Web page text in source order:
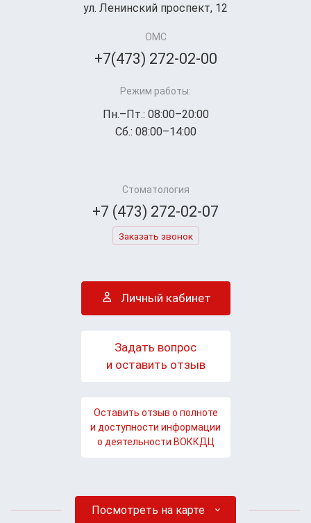
ул. Ленинский проспект, 12
ОМС
+7(473) 272-02-00
Режим работы:
Пн.–Пт.: 08:00–20:00
Сб.: 08:00–14:00
Стоматология
+7 (473) 272-02-07
Заказать звонок
Личный кабинет
Задать вопрос
и оставить отзыв
Оставить отзыв о полноте
и доступности информации
о деятельности ВОККДЦ
Посмотреть на карте